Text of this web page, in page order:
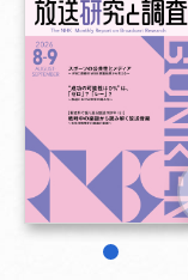
他にも商品を買う